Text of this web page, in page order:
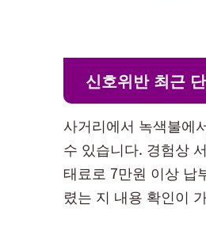
신호위반 최근
사거리에서 녹색불에
수 있습니다. 경험상
태료로 7만원 이상 납
렸는 지 내용 확인이